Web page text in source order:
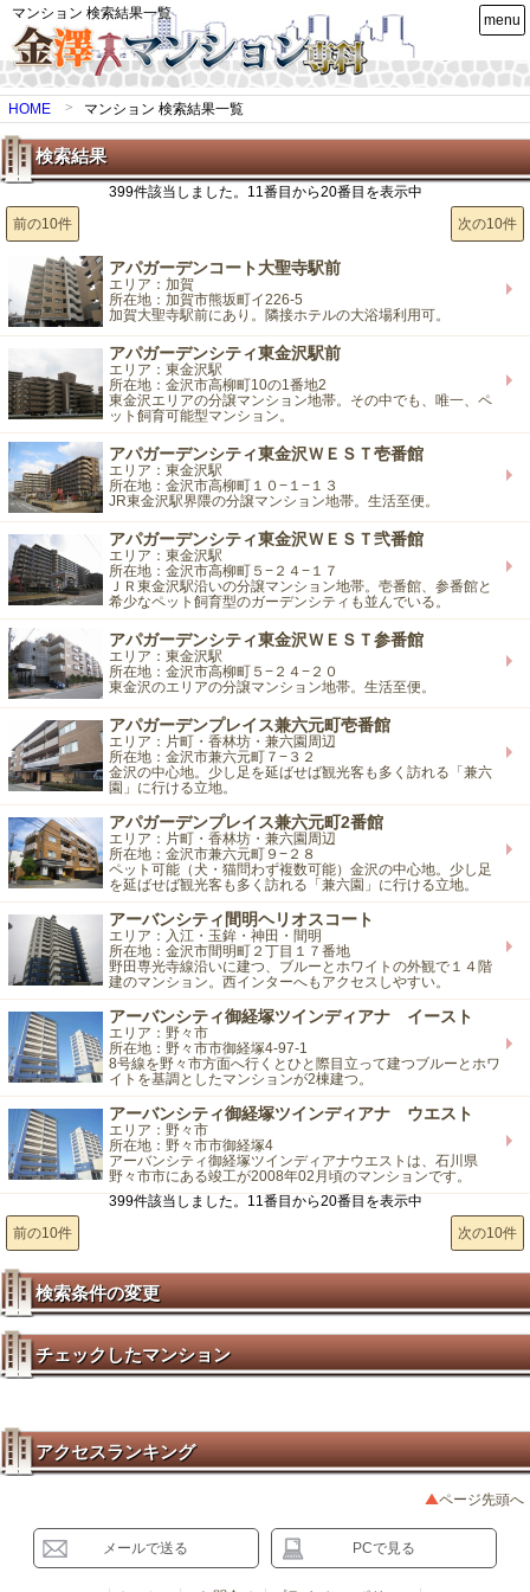
マンション 検索結果一覧
HOME マンション 検索結果一覧
検索結果
399件該当しました。11番目から20番目を表示中
前の10件
次の10件
アパガーデンコート大聖寺駅前
エリア：加賀
所在地：加賀市熊坂町イ226-5
加賀大聖寺駅前にあり。隣接ホテルの大浴場利用可。
アパガーデンシティ東金沢駅前
エリア：東金沢駅
所在地：金沢市高柳町10の1番地2
東金沢エリアの分譲マンション地帯。その中でも、唯一、ペ
ット飼育可能型マンション。
アパガーデンシティ東金沢ＷＥＳＴ壱番館
エリア：東金沢駅
所在地：金沢市高柳町１０−１−１３
JR東金沢駅界隈の分譲マンション地帯。生活至便。
アパガーデンシティ東金沢ＷＥＳＴ弐番館
エリア：東金沢駅
所在地：金沢市高柳町５−２４−１７
ＪＲ東金沢駅沿いの分譲マンション地帯。壱番館、参番館と
希少なペット飼育型のガーデンシティも並んでいる。
アパガーデンシティ東金沢ＷＥＳＴ参番館
エリア：東金沢駅
所在地：金沢市高柳町５−２４−２０
東金沢のエリアの分譲マンション地帯。生活至便。
アパガーデンプレイス兼六元町壱番館
エリア：片町・香林坊・兼六園周辺
所在地：金沢市兼六元町７−３２
金沢の中心地。少し足を延ばせば観光客も多く訪れる「兼六
園」に行ける立地。
アパガーデンプレイス兼六元町2番館
エリア：片町・香林坊・兼六園周辺
所在地：金沢市兼六元町９−２８
ペット可能（犬・猫問わず複数可能）金沢の中心地。少し足
を延ばせば観光客も多く訪れる「兼六園」に行ける立地。
アーバンシティ間明ヘリオスコート
エリア：入江・玉鉾・神田・間明
所在地：金沢市間明町２丁目１７番地
野田専光寺線沿いに建つ、ブルーとホワイトの外観で１４階
建のマンション。西インターへもアクセスしやすい。
アーバンシティ御経塚ツインディアナ イースト
エリア：野々市
所在地：野々市市御経塚4-97-1
8号線を野々市方面へ行くとひと際目立って建つブルーとホワ
イトを基調としたマンションが2棟建つ。
アーバンシティ御経塚ツインディアナ ウエスト
エリア：野々市
所在地：野々市市御経塚4
アーバンシティ御経塚ツインディアナウエストは、石川県
野々市市にある竣工が2008年02月頃のマンションです。
399件該当しました。11番目から20番目を表示中
前の10件
次の10件
検索条件の変更
チェックしたマンション
アクセスランキング
menu
ページ先頭へ
メールで送る PCで見る